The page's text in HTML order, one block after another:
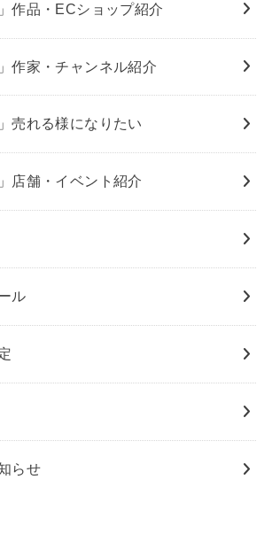
作品・ECショップ紹介
作家・チャンネル紹介
売れる様になりたい
店舗・イベント紹介
ル
らせ